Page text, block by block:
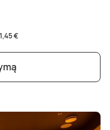
1,45 €